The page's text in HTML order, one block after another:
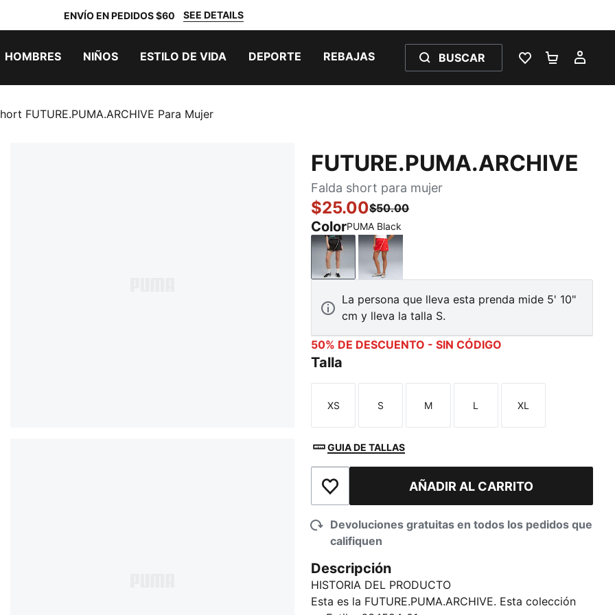
ENVÍO EN PEDIDOS $60 SEE DETAILS
HOMBRES NIÑOS ESTILO DE VIDA DEPORTE REBAJAS BUSCAR
LISTA DE
FUTURE.PUMA.ARCHIVE Para Mujer
FUTURE.PUMA.ARCHIVE
Falda short para mujer
$25.00$50.00
ColorPUMA Black
PUMA BlackFor All Time Red
La persona que lleva esta prenda mide 5' 10"
cm y lleva la talla S.
50% DE DESCUENTO - SIN CÓDIGO
Talla
Talla
XS
Talla
S
Talla
M
Talla
L
Talla
XL
GUIA DE TALLAS
Añadir a la lista de deseosAÑADIR AL CARRITO
Devoluciones gratuitas en todos los pedidos que
califiquen
Descripción
HISTORIA DEL PRODUCTO
Esta es la FUTURE.PUMA.ARCHIVE. Esta colección